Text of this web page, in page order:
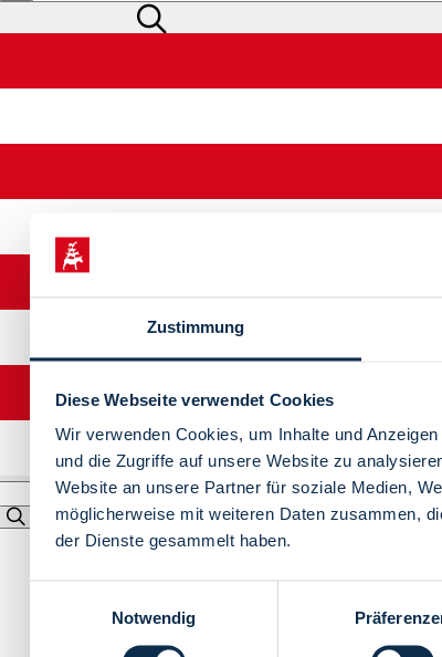
Zustimmung
Diese Webseite verwendet Cookies
Wir verwenden Cookies, um Inhalte und
und die Zugriffe auf unsere Website zu
Website an unsere Partner für soziale Medien,
möglicherweise mit weiteren Daten zusammen,
der Dienste gesammelt haben.
Notwendig